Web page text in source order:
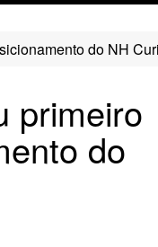
do NH
primeiro
do